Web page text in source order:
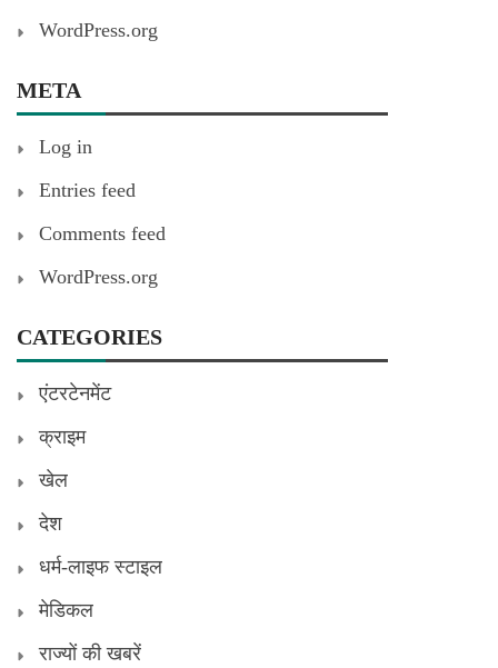
WordPress.org
META
Log in
Entries feed
Comments feed
WordPress.org
CATEGORIES
एंटरटेनमेंट
क्राइम
खेल
देश
धर्म-लाइफ स्टाइल
मेडिकल
राज्यों की खबरें